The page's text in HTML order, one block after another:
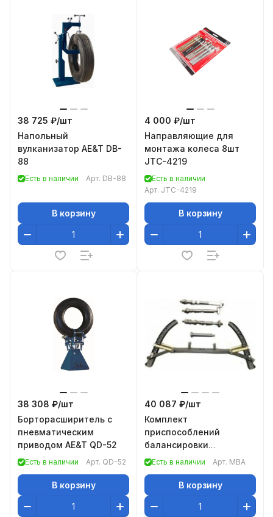
38 725 ₽/шт
Напольный
вулканизатор AE&T DB-
88
Есть в наличии Арт. DB-88
В корзину
4 000 ₽/шт
Направляющие для
монтажа колеса 8шт
JTC-4219
Есть в наличии
Арт. JTC-4219
В корзину
38 308 ₽/шт
Борторасширитель с
пневматическим
приводом AE&T QD-52
Есть в наличии Арт. QD-52
В корзину
40 087 ₽/шт
Комплект
приспособлений
балансировки
мотоциклетных колес
Есть в наличии Арт. MBA
В корзину